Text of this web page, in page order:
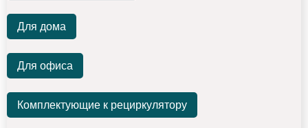
Для дома
Для офиса
Комплектующие к рециркулятору